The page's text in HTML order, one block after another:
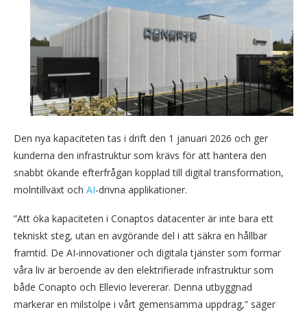
Den nya kapaciteten tas i drift den 1 januari 2026 och ger
kunderna den infrastruktur som krävs för att hantera den
snabbt ökande efterfrågan kopplad till digital transformation,
molntillväxt och AI-drivna applikationer.
”Att öka kapaciteten i Conaptos datacenter är inte bara ett
tekniskt steg, utan en avgörande del i att säkra en hållbar
framtid. De AI-innovationer och digitala tjänster som formar
våra liv är beroende av den elektrifierade infrastruktur som
både Conapto och Ellevio levererar. Denna utbyggnad
markerar en milstolpe i vårt gemensamma uppdrag,” säger